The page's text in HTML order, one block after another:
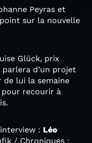
Peyras et
sur la nouvelle
Glück, prix
d’un projet
lui la semaine
pour recourir à
: Léo
/ Chroniques :